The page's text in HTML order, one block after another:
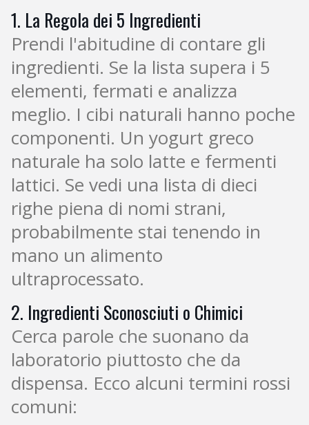
1. La Regola dei 5 Ingredienti
Prendi l'abitudine di contare gli
ingredienti. Se la lista supera i 5
elementi, fermati e analizza
meglio. I cibi naturali hanno poche
componenti. Un yogurt greco
naturale ha solo latte e fermenti
lattici. Se vedi una lista di dieci
righe piena di nomi strani,
probabilmente stai tenendo in
mano un alimento
ultraprocessato.
2. Ingredienti Sconosciuti o Chimici
Cerca parole che suonano da
laboratorio piuttosto che da
dispensa. Ecco alcuni termini rossi
comuni: